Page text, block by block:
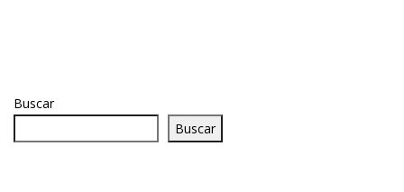
Buscar
Buscar